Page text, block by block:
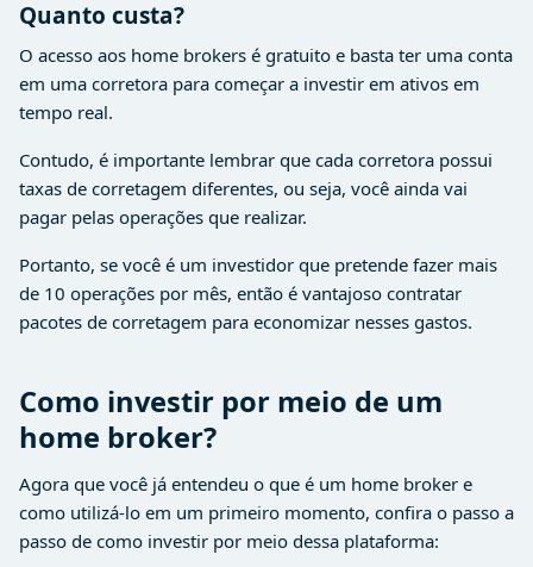
Quanto custa?
O acesso aos home brokers é gratuito e basta ter uma conta
em uma corretora para começar a investir em ativos em
tempo real.
Contudo, é importante lembrar que cada corretora possui
taxas de corretagem diferentes, ou seja, você ainda vai
pagar pelas operações que realizar.
Portanto, se você é um investidor que pretende fazer mais
de 10 operações por mês, então é vantajoso contratar
pacotes de corretagem para economizar nesses gastos.
Como investir por meio de um
home broker?
Agora que você já entendeu o que é um home broker e
como utilizá-lo em um primeiro momento, confira o passo a
passo de como investir por meio dessa plataforma: